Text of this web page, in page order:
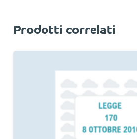
Prodotti correlati